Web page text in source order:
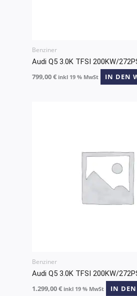
Benziner
Audi Q5 3.0K TFSI 200KW/
799,00€ inkl 19 % MwSt IN DEN
Benziner
Audi Q5 3.0K TFSI 200KW/
1.299,00€ inkl 19 % MwSt IN